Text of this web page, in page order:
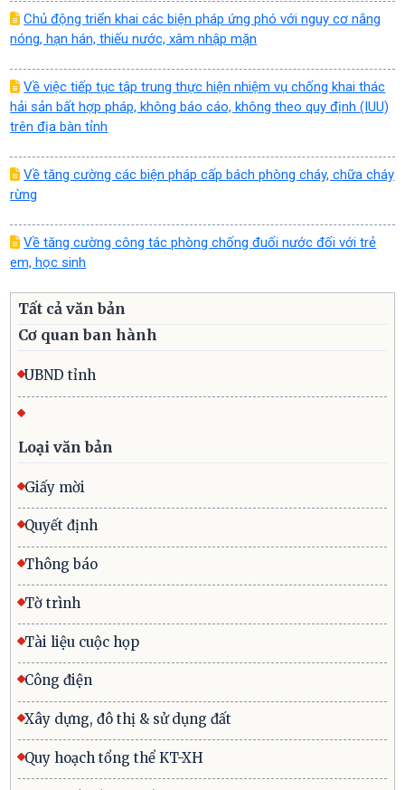
Chủ động triển khai các biện pháp ứng phó với nguy cơ nắng
nóng, hạn hán, thiếu nước, xâm nhập mặn
Về việc tiếp tục tập trung thực hiện nhiệm vụ chống khai thác
hải sản bất hợp pháp, không báo cáo, không theo quy định (IUU)
trên địa bàn tỉnh
Về tăng cường các biện pháp cấp bách phòng cháy, chữa cháy
rừng
Về tăng cường công tác phòng chống đuối nước đối với trẻ
em, học sinh
Tất cả văn bản
Cơ quan ban hành
UBND tỉnh
Loại văn bản
Giấy mời
Quyết định
Thông báo
Tờ trình
Tài liệu cuộc họp
Công điện
Xây dựng, đô thị & sử dụng đất
Quy hoạch tổng thể KT-XH